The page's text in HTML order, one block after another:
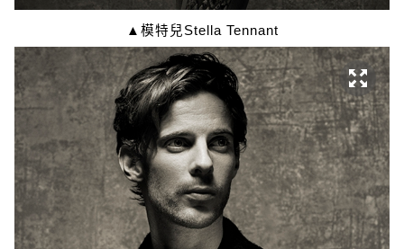
▲模特兒Stella Tennant